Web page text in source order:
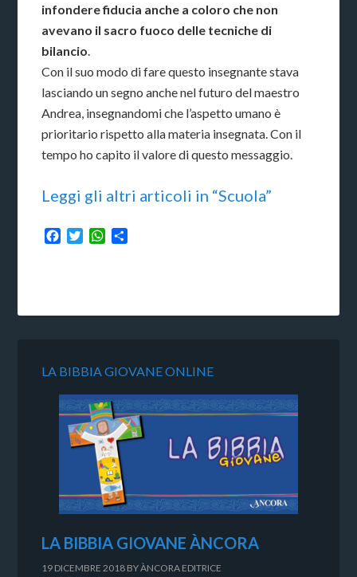
infondere fiducia anche a coloro che non
avevano il sacro fuoco delle tecniche di
bilancio
Con il suo modo di fare questo insegnante stava
lasciando un segno anche nel futuro del maestro
Andrea, insegnandomi che l’aspetto umano è
prioritario rispetto alla materia insegnata. Con il
tempo ho capito il valore di questo messaggio.
Leggi gli altri articoli in “Scuola”
Facebook
TwitterWhatsApp
LA BIBBIA GIOVANE ONLINE
LA BIBBIA GIOVANE ÀNCORA
19 DICEMBRE 2018 BYÀNCORA EDITRICE